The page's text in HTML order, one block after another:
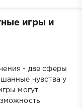
игры и
- две сферы
чувства у
могут